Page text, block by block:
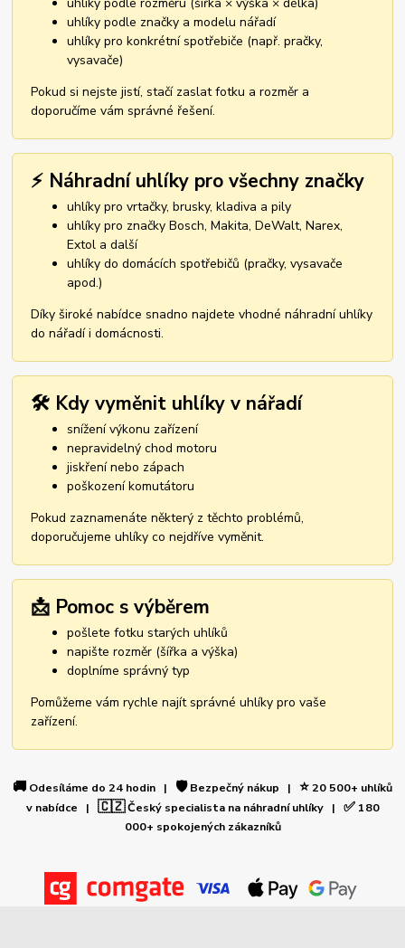
uhlíky podle značky a modelu nářadí
uhlíky pro konkrétní spotřebiče (např. pračky,
vysavače)
Pokud si nejste jistí, stačí zaslat fotku a rozměr a
doporučíme vám správné řešení.
⚡ Náhradní uhlíky pro všechny značky
uhlíky pro vrtačky, brusky, kladiva a pily
uhlíky pro značky Bosch, Makita, DeWalt, Narex,
Extol a další
uhlíky do domácích spotřebičů (pračky, vysavače
apod.)
Díky široké nabídce snadno najdete vhodné náhradní uhlíky
do nářadí i domácnosti.
🛠️ Kdy vyměnit uhlíky v nářadí
snížení výkonu zařízení
nepravidelný chod motoru
jiskření nebo zápach
poškození komutátoru
Pokud zaznamenáte některý z těchto problémů,
doporučujeme uhlíky co nejdříve vyměnit.
📩 Pomoc s výběrem
pošlete fotku starých uhlíků
napište rozměr (šířka a výška)
doplníme správný typ
Pomůžeme vám rychle najít správné uhlíky pro vaše
zařízení.
🚚 Odesíláme do 24 hodin | 🛡️Bezpečný nákup | ⭐20 500+ uhlíků
v nabídce | 🇨🇿Český specialista na náhradní uhlíky | ✅180
000+ spokojených zákazníků